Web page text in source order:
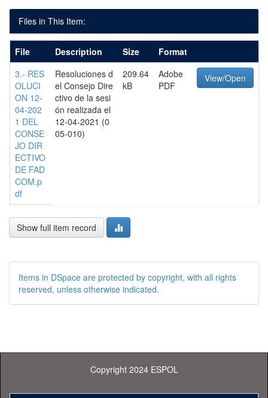
Files in This Item:
File Description Size
Format
3.- RES
OLUCI
ON 12-
04-202
1 DEL
CONSE
JO DIR
ECTIVO
DE FAD
COM.p
df
Resoluciones d
el Consejo Dire
ctivo de la sesi
ón realizada el
12-04-2021 (0
05-010)
209.64
kB
Adobe
PDF
View/Open
Show full item record
Items in DSpace are protected by copyright, with all rights
reserved, unless otherwise indicated.
Copyright 2024 ESPOL